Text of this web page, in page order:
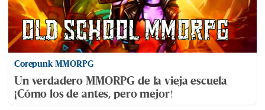
Corepunk MMORPG
Un verdadero MMORPG de la vieja escuela
¡Cómo los de antes, pero mejor!